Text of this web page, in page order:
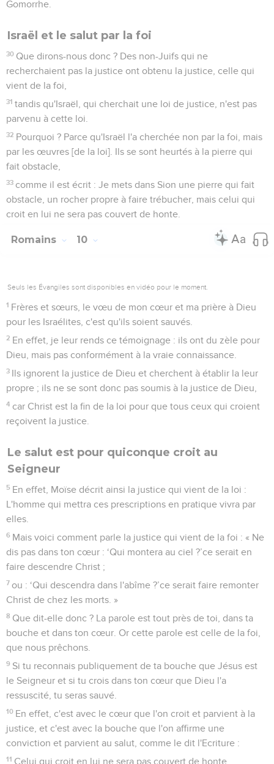
14
En effet, si leur mise à l'écart a entraîné la réconciliation
du monde, que produira leur réintégration, sinon le passage
de la mort à la vie ?
16 Or si la première part de pain est sainte, tout le pain l'est
aussi ; et si la racine est sainte, les branches le sont aussi.
17 Mais si quelques-unes des branches ont été coupées et si
toi, qui étais un olivier sauvage, tu as été greffé parmi les
branches restantes et tu es devenu participant de la racine et
de la sève de l'olivier,
18 ne te vante pas aux dépens de ces branches. Si tu te
vantes, sache que ce n'est pas toi qui portes la racine, mais
que c'est la racine qui te porte.
Tu diras alors : « Des branches ont été coupées afin que
incrédulité et toi, c’est par la foi que tu subsistes. Ne fais pas
car si Dieu n'a pas épargné les branches naturelles, il ne
Considère donc la bonté et la sévérité de Dieu : sévérité
demeures dans sa bonté ; autrement, toi aussi tu seras
retranché.
23 Quant aux Israélites, s'ils ne persistent pas dans
l'incrédulité, ils seront greffés, car Dieu est puissant pour les
24 Si toi, tu as été coupé de l'olivier sauvage auquel tu
appartenais par nature et greffé contrairement à ta nature sur
l'olivier cultivé, à plus forte raison eux seront-ils greffés
conformément à leur nature sur leur propre olivier.
Le salut final du peuple d'Israël
25 En effet, je ne veux pas, frères et sœurs, que vous
ignoriez ce mystère, afin que vous ne vous preniez pas pour
des sages : une partie d'Israël est tombée dans
l'endurcissement jusqu'à ce que l'ensemble des non-Juifs
soit entré.
26 Et ainsi tout Israël sera sauvé, comme le dit l’Ecriture : Le
libérateur viendra de Sion et il écartera de Jacob les
impiétés.
27 Et telle sera mon alliance avec eux, lorsque j'enlèverai
leurs péchés.
28 En ce qui concerne l'Evangile, ils sont ennemis à cause de
vous ; mais en ce qui concerne l'élection, ils sont aimés à
cause de leurs ancêtres.
29 En effet, les dons et l'appel de Dieu sont irrévocables.